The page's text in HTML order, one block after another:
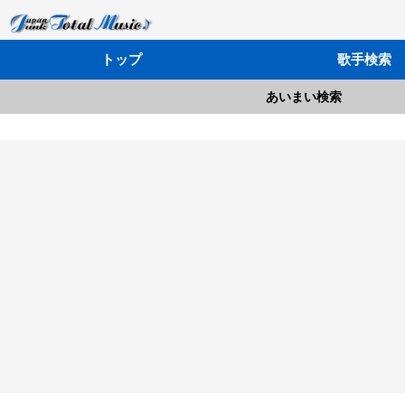
トップ 歌手検索
あいまい検索